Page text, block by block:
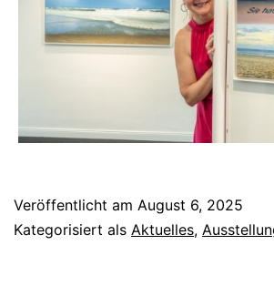
Veröffentlicht am August 6, 2025
Kategorisiert als Aktuelles,